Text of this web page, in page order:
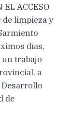
EL ACCESO
de limpieza y
días,
un trabajo
a
Desarrollo
de